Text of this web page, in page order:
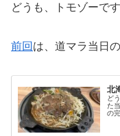
どうも、トモゾーです
前回 は、道マラ当日
北
ど
た
の